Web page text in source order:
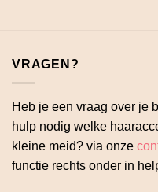
VRAGEN?
Heb je een vraag over je
hulp nodig welke
kleine meid? via onze
functie rechts onder in